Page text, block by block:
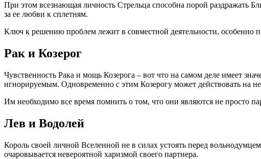
При этом всезнающая личность Стрельца способна порой раздражать
за ее любви к сплетням.
Ключ к решению проблем лежит в совместной деятельности, особенно
Рак и Козерог
Чувственность Рака и мощь Козерога – вот что на самом деле имеет
игнорируемым. Одновременно с этим Козерогу может действовать на
Им необходимо все время помнить о том, что они являются не просто
Лев и Водолей
Король своей личной Вселенной не в силах устоять перед
очаровывается невероятной харизмой своего партнера.